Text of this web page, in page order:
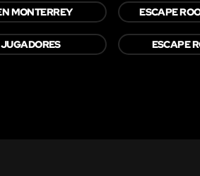
MONTERREY ESCAPE
ESCAPE